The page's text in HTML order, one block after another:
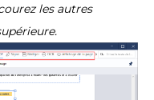
les autres